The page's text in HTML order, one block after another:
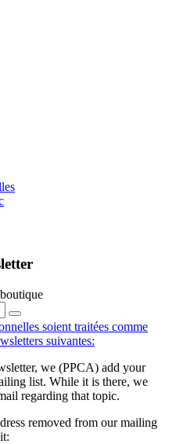
soient traitées comme
suivantes:
we (PPCA) add your
list. While it is there, we
regarding that topic.
removed from our mailing